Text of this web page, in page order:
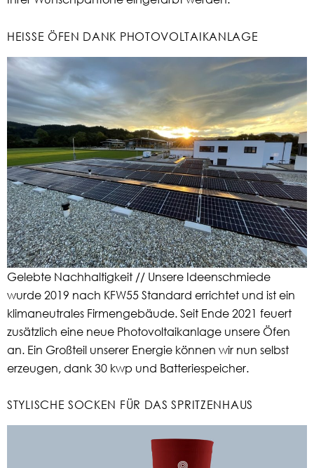
HEISSE ÖFEN DANK PHOTOVOLTAIKANLAGE
Gelebte Nachhaltigkeit // Unsere Ideenschmiede
wurde 2019 nach KFW55 Standard errichtet und ist ein
klimaneutrales Firmengebäude. Seit Ende 2021 feuert
zusätzlich eine neue Photovoltaikanlage unsere Öfen
an. Ein Großteil unserer Energie können wir nun selbst
erzeugen, dank 30 kwp und Batteriespeicher.
STYLISCHE SOCKEN FÜR DAS SPRITZENHAUS